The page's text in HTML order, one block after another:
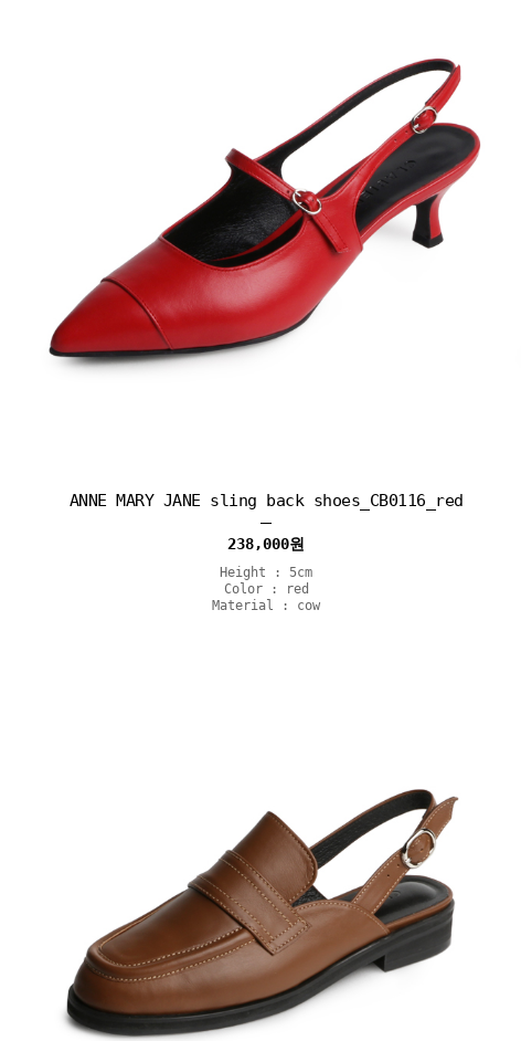
ANNE MARY JANE sling back shoes_CB0116_red
238,000원
Height : 5cm
Color : red
Material : cow